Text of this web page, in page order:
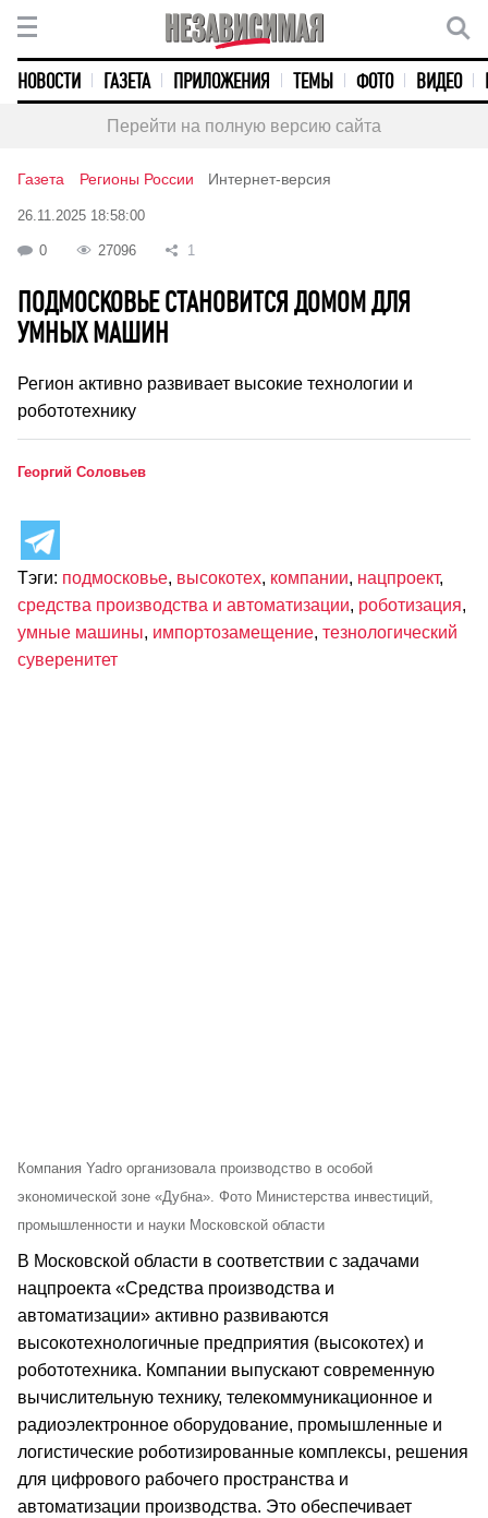
НОВОСТИ ГАЗЕТА ПРИЛОЖЕНИЯ ТЕМЫ ФОТО ВИДЕО
Перейти на полную версию сайта
Газета Регионы России Интернет-версия
26.11.2025 18:58:00
0 27096 1
ПОДМОСКОВЬЕ СТАНОВИТСЯ ДОМОМ ДЛЯ
УМНЫХ МАШИН
Регион активно развивает высокие технологии и
робототехнику
Георгий Соловьев
Тэги: подмосковье, высокотех, компании, нацпроект,
средства производства и автоматизации, роботизация,
умные машины, импортозамещение, тезнологический
суверенитет
Компания Yadro организовала производство в особой
экономической зоне «Дубна». Фото Министерства инвестиций,
промышленности и науки Московской области
В Московской области в соответствии с задачами
нацпроекта «Средства производства и
автоматизации» активно развиваются
высокотехнологичные предприятия (высокотех) и
робототехника. Компании выпускают современную
вычислительную технику, телекоммуникационное и
радиоэлектронное оборудование, промышленные и
логистические роботизированные комплексы, решения
для цифрового рабочего пространства и
автоматизации производства. Это обеспечивает